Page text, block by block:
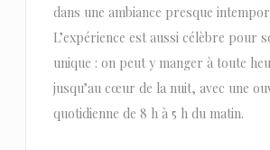
dans une ambiance presque
L’expérience est aussi célèbre pour
unique : on peut y manger à toute
jusqu’au cœur de la nuit, avec une
quotidienne de 8 h à 5 h du matin.